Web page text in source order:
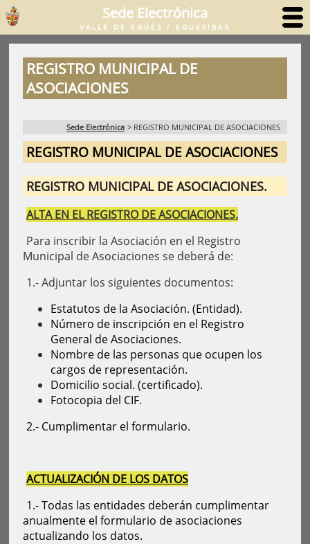
Sede Electrónica
VALLE DE EGÜÉS / EGUESIBAR
REGISTRO MUNICIPAL DE
ASOCIACIONES
Sede Electrónica > REGISTRO MUNICIPAL DE ASOCIACIONES
REGISTRO MUNICIPAL DE ASOCIACIONES
REGISTRO MUNICIPAL DE ASOCIACIONES.
ALTA EN EL REGISTRO DE ASOCIACIONES.
Para inscribir la Asociación en el Registro
Municipal de Asociaciones se deberá de:
1.- Adjuntar los siguientes documentos:
Estatutos de la Asociación. (Entidad).
Número de inscripción en el Registro
General de Asociaciones.
Nombre de las personas que ocupen los
cargos de representación.
Domicilio social. (certificado).
Fotocopia del CIF.
2.- Cumplimentar el formulario.
ACTUALIZACIÓN DE LOS DATOS
1.- Todas las entidades deberán cumplimentar
anualmente el formulario de asociaciones
actualizando los datos.